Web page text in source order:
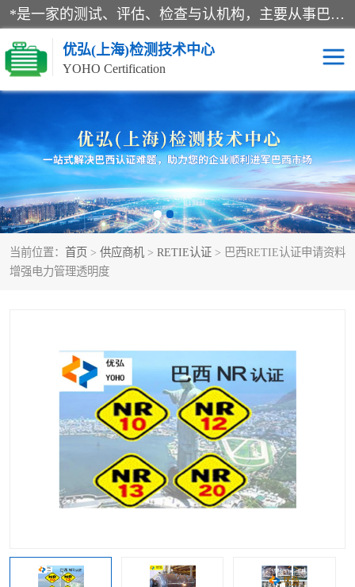
*是一家的测试、评估、检查与认机构，主要从事巴西NR10认证、NR12认证、NR13认证；ANATEL认证、INMTRO认证，欧盟CE认证：MD认证，PED认证，MID认证，ATEX认证，德国蓝色天使认证。
优弘(上海)检测技术中心
YOHO Certification
当前位置： 首页 > 供应商机 > RETIE认证 > 巴西RETIE认证申请资料
增强电力管理透明度
RECYCLASS认证 NR10认证
NR12认证 NR13认证
ART认证 巴西NR认证
巴西认证 RETIE认证